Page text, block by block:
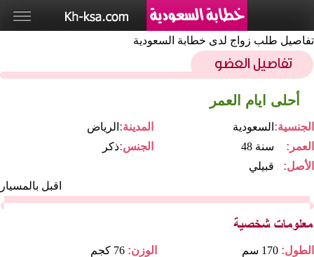
تفاصيل طلب زواج لدى خطابة السعودية
أحلى ايام العمر
الرياض المدينة: السعودية الجنسية:
ذكرالجنس: 48 سنة
العمر:
قبيلي
الأصل:
اقبل بالمسيار
الوزن: 76 كجم الطول: 170 سم